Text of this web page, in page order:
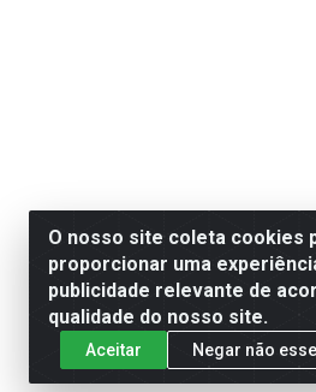
O nosso site coleta cookies
proporcionar uma
publicidade relevante de
qualidade do nosso site.
Aceitar Negar não